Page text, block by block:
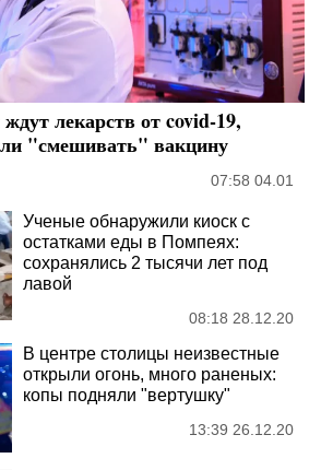
лекарств от covid-19,
"смешивать" вакцину
07:58 04.01
Ученые обнаружили киоск с
остатками еды в Помпеях:
сохранялись 2 тысячи лет под
лавой
08:18 28.12.20
В центре столицы неизвестные
открыли огонь, много раненых:
копы подняли "вертушку"
13:39 26.12.20